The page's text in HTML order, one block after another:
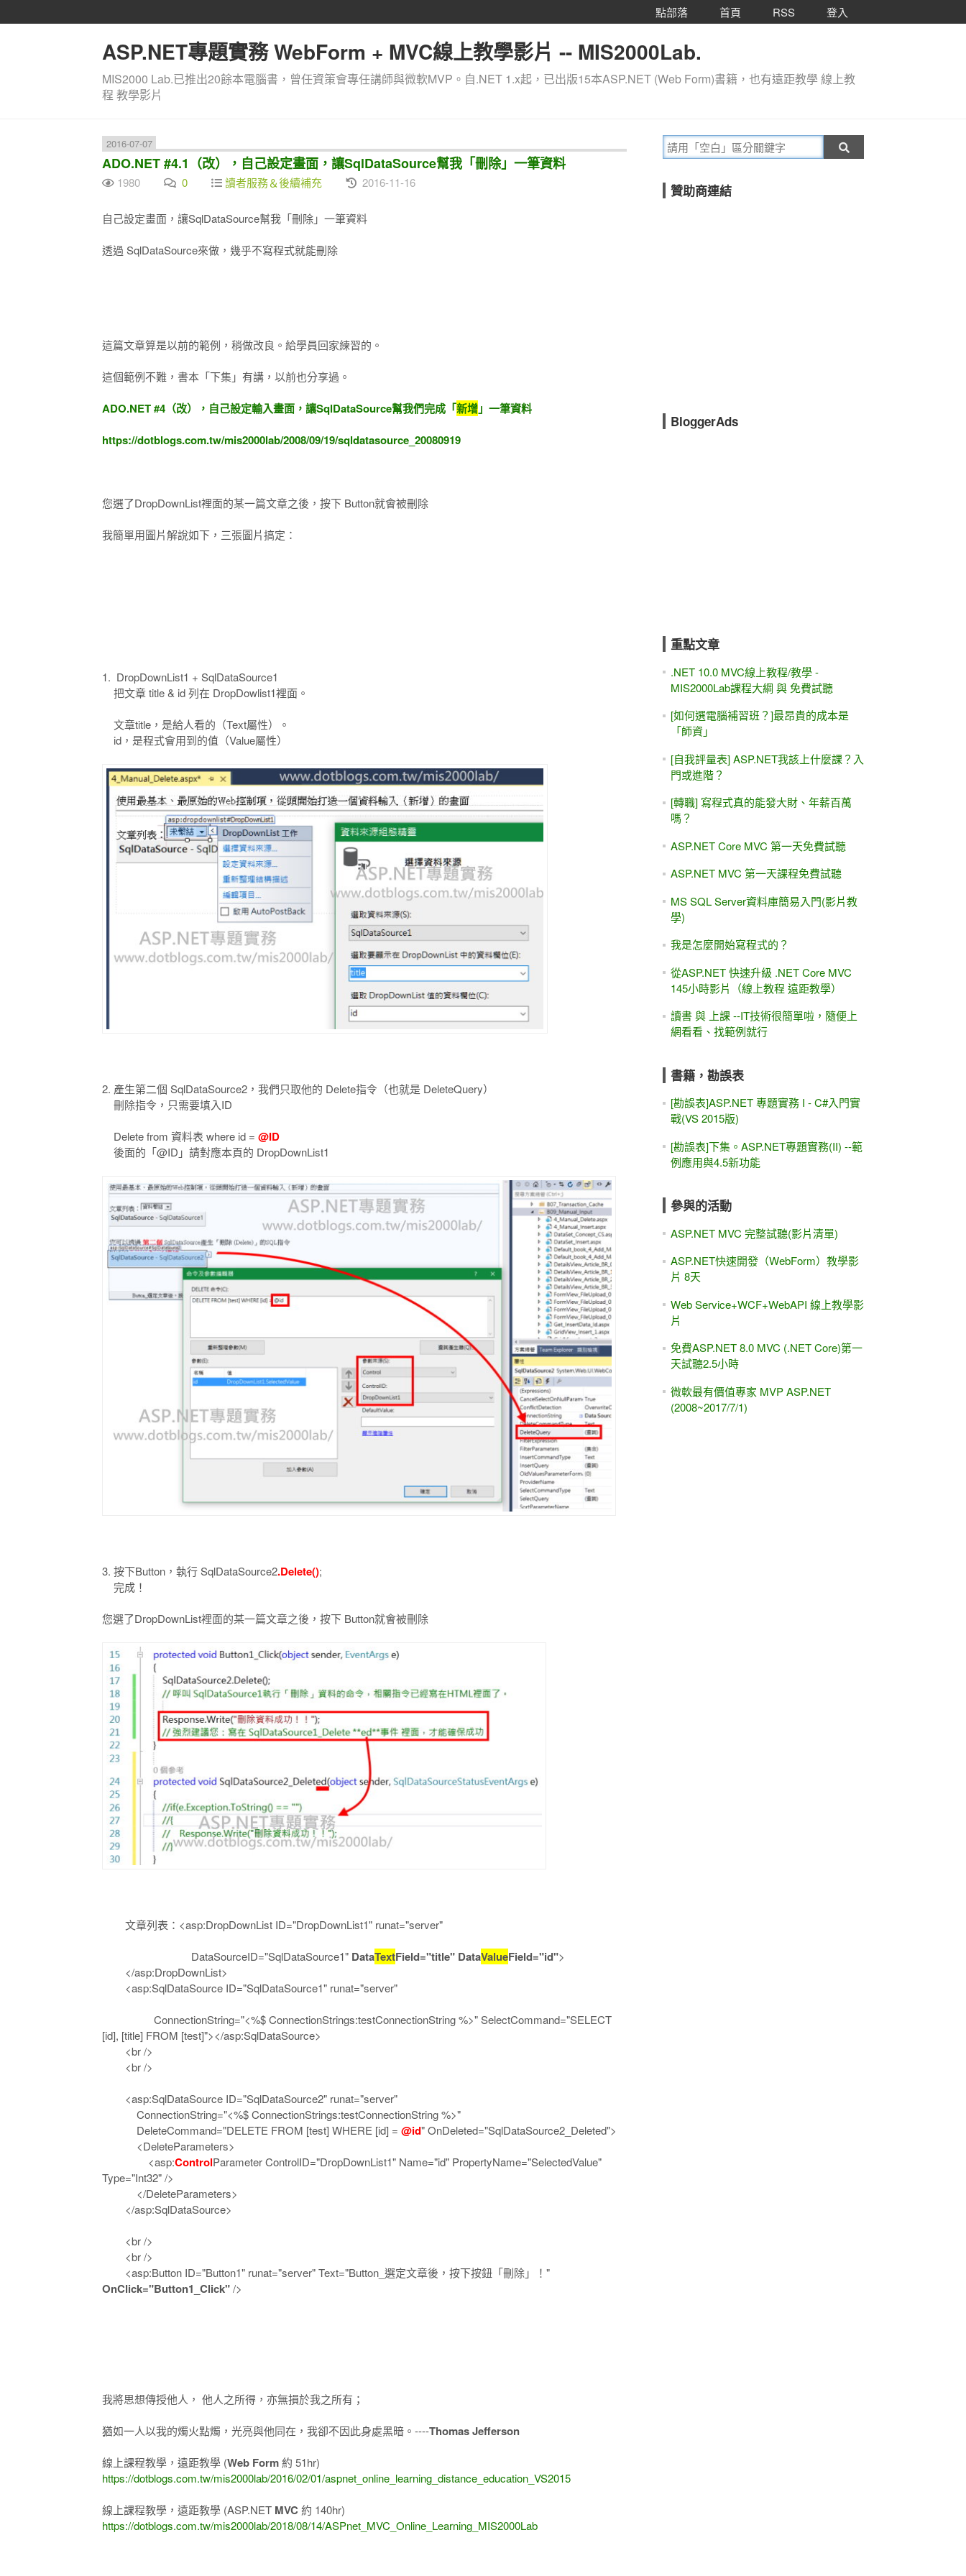
點部落 首頁 RSS 登入
ASP.NET專題實務 WebForm + MVC線上教學影片 -- MIS2000Lab.
MIS2000 Lab.已推出20餘本電腦書，曾任資策會專任講師與微軟MVP。自.NET 1.x起，已出版15本ASP.NET (Web Form)書籍，也有遠距教學 線上教
程 教學影片
2016-07-07
ADO.NET #4.1（改），自己設定畫面，讓SqlDataSource幫我「刪除」一筆資料
1980 0 讀者服務＆後續補充 2016-11-16
自己設定畫面，讓SqlDataSource幫我「刪除」一筆資料
透過 SqlDataSource來做，幾乎不寫程式就能刪除
這篇文章算是以前的範例，稍做改良。給學員回家練習的。
這個範例不難，書本「下集」有講，以前也分享過。
ADO.NET #4（改），自己設定輸入畫面，讓SqlDataSource幫我們完成「新增」一筆資料
https://dotblogs.com.tw/mis2000lab/2008/09/19/sqldatasource_20080919
您選了DropDownList裡面的某一篇文章之後，按下 Button就會被刪除
我簡單用圖片解說如下，三張圖片搞定：
1. DropDownList1 + SqlDataSource1
把文章 title & id 列在 DropDowlist1裡面。
文章title，是給人看的（Text屬性）。
id，是程式會用到的值（Value屬性）
2. 產生第二個 SqlDataSource2，我們只取他的 Delete指令（也就是 DeleteQuery）
刪除指令，只需要填入ID
Delete from 資料表 where id = @ID
後面的「@ID」請對應本頁的 DropDownList1
3. 按下Button，執行 SqlDataSource2.Delete();
完成！
您選了DropDownList裡面的某一篇文章之後，按下 Button就會被刪除
文章列表：<asp:DropDownList ID="DropDownList1" runat="server"
DataSourceID="SqlDataSource1" DataTextField="title" DataValueField="id">
</asp:DropDownList>
<asp:SqlDataSource ID="SqlDataSource1" runat="server"
ConnectionString="<%$ ConnectionStrings:testConnectionString %>" SelectCommand="SELECT
[id], [title] FROM [test]"></asp:SqlDataSource>
<br />
<br />
<asp:SqlDataSource ID="SqlDataSource2" runat="server"
ConnectionString="<%$ ConnectionStrings:testConnectionString %>"
DeleteCommand="DELETE FROM [test] WHERE [id] = @id" OnDeleted="SqlDataSource2_Deleted">
<DeleteParameters>
<asp:ControlParameter ControlID="DropDownList1" Name="id" PropertyName="SelectedValue"
Type="Int32" />
</DeleteParameters>
</asp:SqlDataSource>
<br />
<br />
<asp:Button ID="Button1" runat="server" Text="Button_選定文章後，按下按鈕「刪除」！"
OnClick="Button1_Click"/>
我將思想傳授他人， 他人之所得，亦無損於我之所有；
猶如一人以我的燭火點燭，光亮與他同在，我卻不因此身處黑暗。----Thomas Jefferson
線上課程教學，遠距教學 (Web Form約 51hr)
https://dotblogs.com.tw/mis2000lab/2016/02/01/aspnet_online_learning_distance_education_VS2015
線上課程教學，遠距教學 (ASP.NET MVC 約 140hr)
https://dotblogs.com.tw/mis2000lab/2018/08/14/ASPnet_MVC_Online_Learning_MIS2000Lab
贊助商連結
BloggerAds
重點文章
.NET 10.0 MVC線上教程/教學 -
MIS2000Lab課程大綱 與 免費試聽
[如何選電腦補習班？]最昂貴的成本是
「師資」
[自我評量表] ASP.NET我該上什麼課？入
門或進階？
[轉職] 寫程式真的能發大財、年薪百萬
嗎？
ASP.NET Core MVC 第一天免費試聽
ASP.NET MVC 第一天課程免費試聽
MS SQL Server資料庫簡易入門(影片教
學)
我是怎麼開始寫程式的？
從ASP.NET 快速升級 .NET Core MVC
145小時影片（線上教程 遠距教學）
讀書 與 上課 --IT技術很簡單啦，隨便上
網看看、找範例就行
書籍，勘誤表
[勘誤表]ASP.NET 專題實務 I - C#入門實
戰(VS 2015版)
[勘誤表]下集。ASP.NET專題實務(II) --範
例應用與4.5新功能
參與的活動
ASP.NET MVC 完整試聽(影片清單)
ASP.NET快速開發（WebForm）教學影
片 8天
Web Service+WCF+WebAPI 線上教學影
片
免費ASP.NET 8.0 MVC (.NET Core)第一
天試聽2.5小時
微軟最有價值專家 MVP ASP.NET
(2008~2017/7/1)